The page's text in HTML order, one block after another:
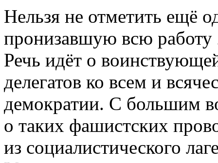
Нельзя не отметить ещё
пронизавшую всю работу
Речь идёт о
делегатов ко всем и
демократии. С большим
о таких фашистских
из социалистического